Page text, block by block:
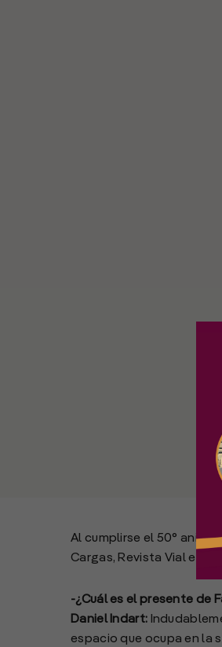
Al cumplirse el 50°
Cargas, Revista Vial
-¿Cuál es el presente de
Daniel Indart:
espacio que ocupa en la